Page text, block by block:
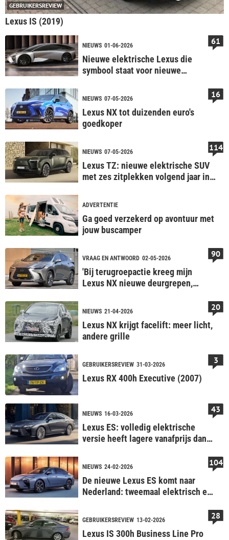
GEBRUIKERSREVIEW
Lexus IS (2019)
NIEUWS 01-06-2026
Nieuwe elektrische Lexus die
symbool staat voor nieuwe
61
NIEUWS 07-05-2026
Lexus NX tot duizenden euro's
goedkoper
16
NIEUWS 07-05-2026
Lexus TZ: nieuwe elektrische SUV
met zes zitplekken volgend jaar in
114
ADVERTENTIE
Ga goed verzekerd op avontuur met
jouw buscamper
VRAAG EN ANTWOORD 02-05-2026
'Bij terugroepactie kreeg mijn
Lexus NX nieuwe deurgrepen,
90
NIEUWS 21-04-2026
Lexus NX krijgt facelift: meer licht,
andere grille
20
GEBRUIKERSREVIEW 31-03-2026
Lexus RX 400h Executive (2007)
3
NIEUWS 16-03-2026
Lexus ES: volledig elektrische
versie heeft lagere vanafprijs dan
43
NIEUWS 24-02-2026
De nieuwe Lexus ES komt naar
Nederland: tweemaal elektrisch en
104
GEBRUIKERSREVIEW 13-02-2026
Lexus IS 300h Business Line Pro
28